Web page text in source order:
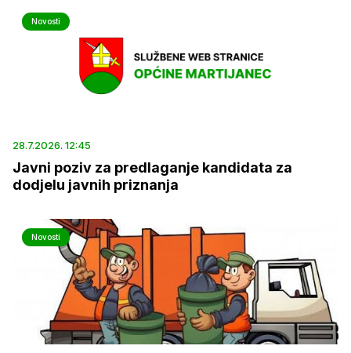
Novosti
28.7.2026. 12:45
Javni poziv za predlaganje kandidata za
dodjelu javnih priznanja
Novosti